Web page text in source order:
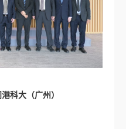
科大（广州）